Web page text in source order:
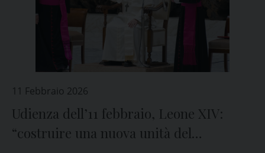
11 Febbraio 2026
Udienza dell’11 febbraio, Leone XIV:
“costruire una nuova unità del